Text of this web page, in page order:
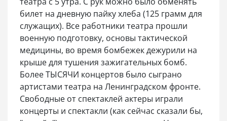
билет на дневную пайку хлеба (125 грамм для
служащих). Все работники театра прошли
военную подготовку, основы тактической
медицины, во время бомбежек дежурили на
крыше для тушения зажигательных бомб.
Более ТЫСЯЧИ концертов было сыграно
артистами театра на Ленинградском фронте.
Свободные от спектаклей актеры играли
концерты и спектакли (как сейчас сказали бы,